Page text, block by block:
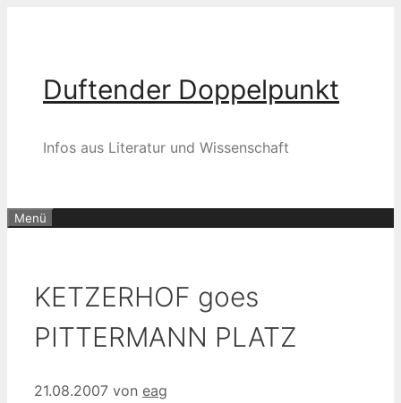
Duftender Doppelpunkt
Infos aus Literatur und Wissenschaft
Menü
KETZERHOF goes
PITTERMANN PLATZ
21.08.2007 von eag